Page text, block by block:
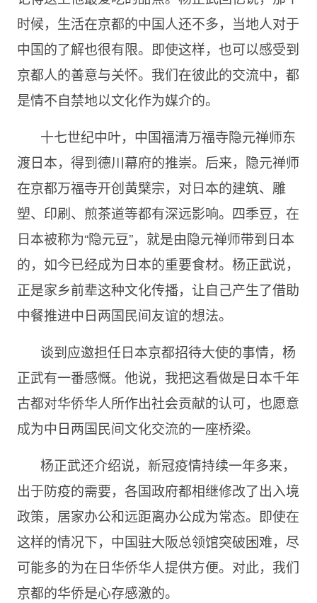
时候，生活在京都的中国人还不多，当地人对于
中国的了解也很有限。即使这样，也可以感受到
京都人的善意与关怀。我们在彼此的交流中，都
是情不自禁地以文化作为媒介的。
十七世纪中叶，中国福清万福寺隐元禅师东
渡日本，得到德川幕府的推崇。后来，隐元禅师
在京都万福寺开创黄檗宗，对日本的建筑、雕
塑、印刷、煎茶道等都有深远影响。四季豆，在
日本被称为“隐元豆”，就是由隐元禅师带到日本
的，如今已经成为日本的重要食材。杨正武说，
正是家乡前辈这种文化传播，让自己产生了借助
中餐推进中日两国民间友谊的想法。
谈到应邀担任日本京都招待大使的事情，杨
正武有一番感慨。他说，我把这看做是日本千年
古都对华侨华人所作出社会贡献的认可，也愿意
成为中日两国民间文化交流的一座桥梁。
杨正武还介绍说，新冠疫情持续一年多来，
出于防疫的需要，各国政府都相继修改了出入境
政策，居家办公和远距离办公成为常态。即使在
这样的情况下，中国驻大阪总领馆突破困难，尽
可能多的为在日华侨华人提供方便。对此，我们
京都的华侨是心存感激的。